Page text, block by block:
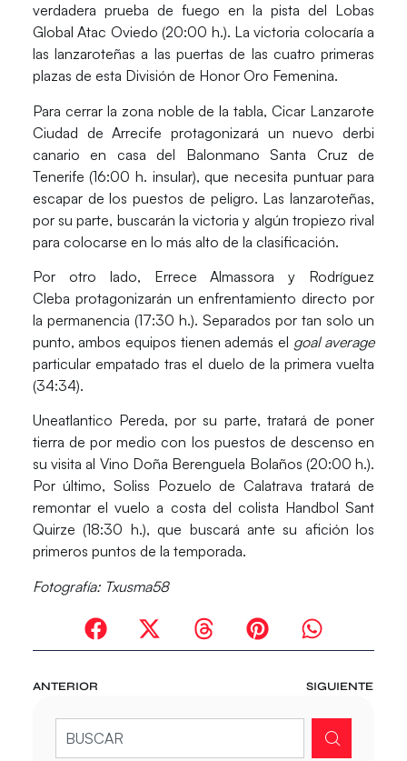
verdadera prueba de fuego en la pista del Lobas
Global Atac Oviedo(20:00 h.). La victoria colocaría a
las lanzaroteñas a las puertas de las cuatro primeras
plazas de esta División de Honor Oro Femenina.
Para cerrar la zona noble de la tabla,Cicar Lanzarote
Ciudad de Arrecife protagonizará un nuevo derbi
canario en casa del Balonmano Santa Cruz de
Tenerife(16:00 h. insular), que necesita puntuar para
escapar de los puestos de peligro. Las lanzaroteñas,
por su parte, buscarán la victoria y algún tropiezo rival
para colocarse en lo más alto de la clasificación.
Por otro lado, Errece Almassora y Rodríguez
Cleba protagonizarán un enfrentamiento directo por
la permanencia (17:30 h.). Separados por tan solo un
punto, ambos equipos tienen además el goal average
particular empatado tras el duelo de la primera vuelta
(34:34).
Uneatlantico Pereda, por su parte, tratará de poner
tierra de por medio con los puestos de descenso en
su visita al Vino Doña Berenguela Bolaños (20:00 h.).
Por último,Soliss Pozuelo de Calatrava tratará de
remontar el vuelo a costa del colista Handbol Sant
Quirze (18:30 h.), que buscará ante su afición los
primeros puntos de la temporada.
Fotografía: Txusma58
ANTERIOR SIGUIENTE